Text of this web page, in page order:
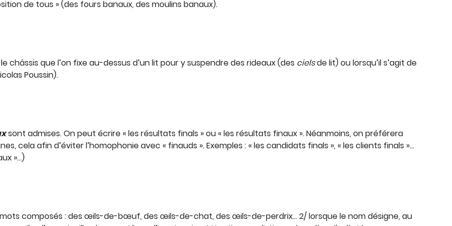
de tous » (des fours banaux, des moulins banaux).
châssis que l’on fixe au-dessus d’un lit pour y suspendre des rideaux (des cielsde lit) ou lorsqu’il s’agit de
Poussin).
sont admises. On peut écrire « les résultats finals » ou « les résultats finaux ». Néanmoins, on préférera
cela afin d’éviter l’homophonie avec « finauds ». Exemples : « les candidats finals », « les clients finals »…
»…)
mots composés : des œils-de-bœuf, des œils-de-chat, des œils-de-perdrix… 2/ lorsque le nom désigne, au